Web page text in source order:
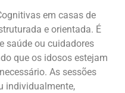
em casas de
e orientada. É
saúde ou cuidadores
que os idosos estejam
As sessões
individualmente,